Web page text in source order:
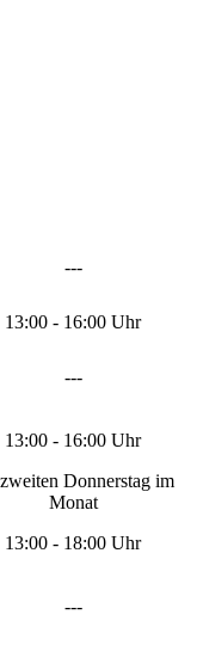
---
13:00 - 16:00 Uhr
---
13:00 - 16:00 Uhr
Donnerstag im
Monat
13:00 - 18:00 Uhr
---